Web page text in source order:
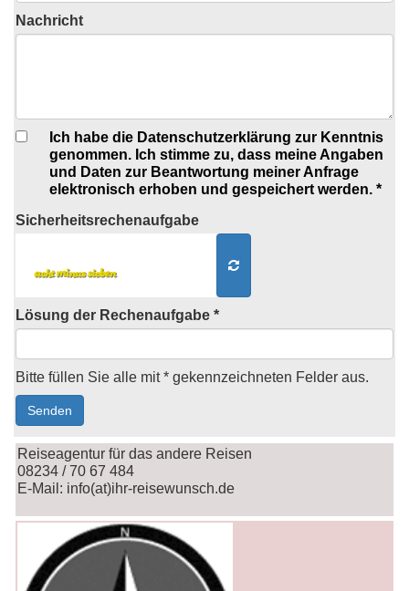
Nachricht
Ich habe die Datenschutzerklärung zur Kenntnis
genommen. Ich stimme zu, dass meine Angaben
und Daten zur Beantwortung meiner Anfrage
elektronisch erhoben und gespeichert werden. *
Sicherheitsrechenaufgabe
Lösung der Rechenaufgabe *
Bitte füllen Sie alle mit * gekennzeichneten Felder aus.
Reiseagentur für das andere Reisen
08234 / 70 67 484
E-Mail: info(at)ihr-reisewunsch.de